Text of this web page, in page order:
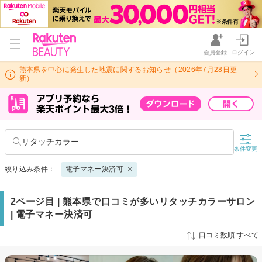
会員登録 ログイン
熊本県を中心に発生した地震に関するお知らせ（2026年7月28日更
新）
リタッチカラー
条件変更
絞り込み条件： 電子マネー決済可
2ページ目 | 熊本県で口コミが多いリタッチカラーサロン
| 電子マネー決済可
口コミ数順:すべて